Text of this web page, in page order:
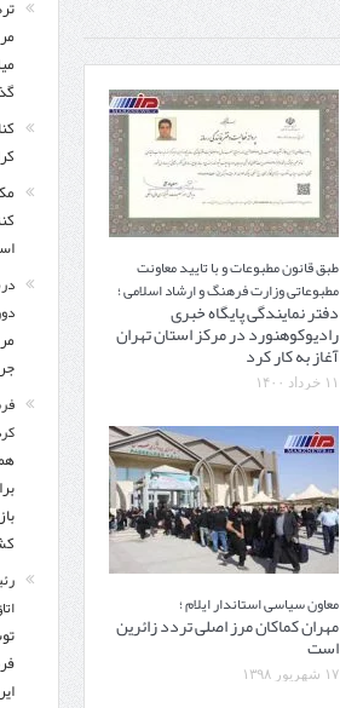
طبق قانون مطبوعات و با تایید معاونت
مطبوعاتی وزارت فرهنگ و ارشاد اسلامی ؛
دفتر نمایندگی پایگاه خبری
رادیوکوهنورد در مرکز استان تهران
آغاز به کار کرد
۱۱ خرداد ۱۴۰۰
معاون سیاسی استاندار ایلام ؛
مهران کماکان مرز اصلی تردد زائرین
است
۱۷ شهریور ۱۳۹۸